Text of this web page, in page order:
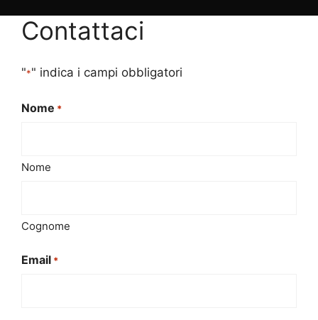
Contattaci
"*" indica i campi obbligatori
Nome *
Nome
Cognome
Email *